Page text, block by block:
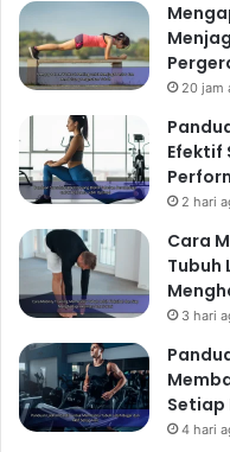
20 jam
Efektif
2 hari
Cara
Tubuh
3 hari
Setiap
4 hari